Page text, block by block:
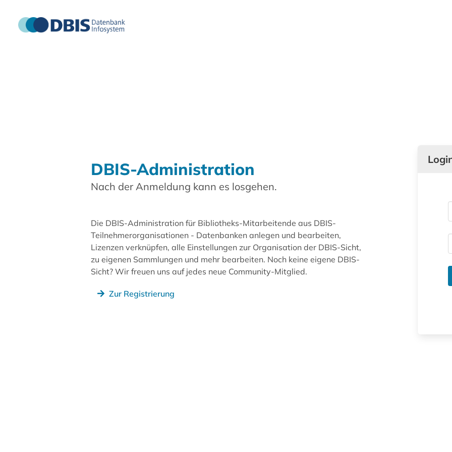
DBIS-Administration
Nach der Anmeldung kann es losgehen.
Die DBIS-Administration für Bibliotheks-Mitarbeitende aus DBIS-
Teilnehmerorganisationen - Datenbanken anlegen und bearbeiten,
Lizenzen verknüpfen, alle Einstellungen zur Organisation der DBIS-Sicht,
zu eigenen Sammlungen und mehr bearbeiten. Noch keine eigene DBIS-
Sicht? Wir freuen uns auf jedes neue Community-Mitglied.
Zur Registrierung